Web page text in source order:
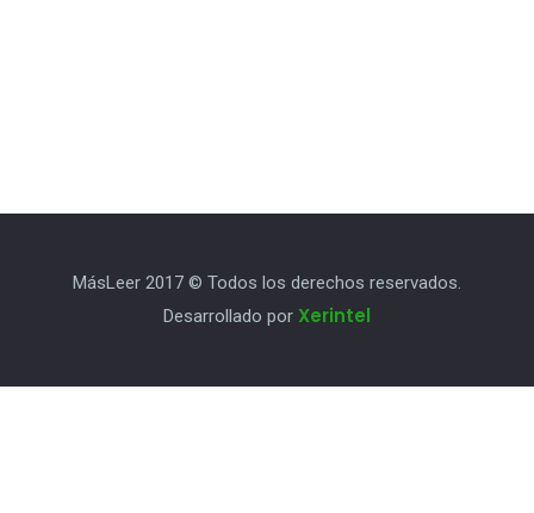
MásLeer 2017 © Todos los derechos reservados.
Desarrollado por Xerintel